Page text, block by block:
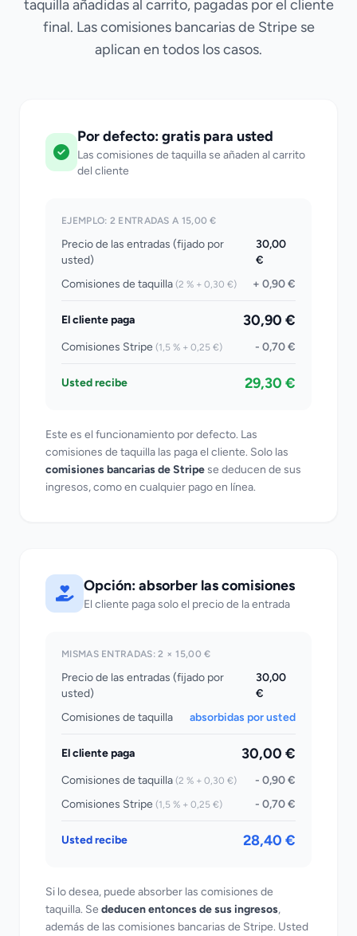
taquilla añadidas al carrito, pagadas por el cliente
final. Las comisiones bancarias de Stripe se
aplican en todos los casos.
Por defecto: gratis para usted
Las comisiones de taquilla se añaden al carrito
del cliente
EJEMPLO: 2 ENTRADAS A 15,00 €
Precio de las entradas (fijado por
usted)
30,00
€
Comisiones de taquilla (2 % + 0,30 €) + 0,90 €
El cliente paga 30,90 €
Comisiones Stripe (1,5 % + 0,25 €) - 0,70 €
Usted recibe 29,30 €
Este es el funcionamiento por defecto. Las
comisiones de taquilla las paga el cliente. Solo las
comisiones bancarias de Stripese deducen de sus
ingresos, como en cualquier pago en línea.
Opción: absorber las comisiones
El cliente paga solo el precio de la entrada
MISMAS ENTRADAS: 2 × 15,00 €
Precio de las entradas (fijado por
usted)
30,00
€
Comisiones de taquilla
absorbidas por usted
El cliente paga 30,00 €
Comisiones de taquilla (2 % + 0,30 €)
- 0,90 €
Comisiones Stripe (1,5 % + 0,25 €) - 0,70 €
Usted recibe 28,40 €
Si lo desea, puede absorber las comisiones de
taquilla. Se deducen entonces de sus ingresos,
además de las comisiones bancarias de Stripe. Usted